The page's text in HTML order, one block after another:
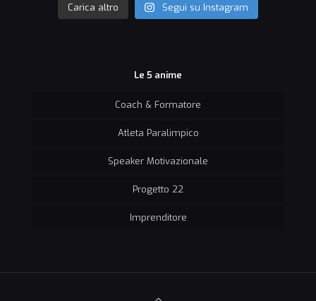
Carica altro Segui su Instagram
Le 5 anime
Coach & Formatore
Atleta Paralimpico
Speaker Motivazionale
Progetto 22
Imprenditore